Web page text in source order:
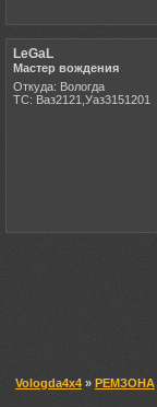
LeGaL
Мастер вождения
Откуда: Вологда
ТС: Ваз2121,Уаз3151201
Vologda4x4 » РЕМЗОНА